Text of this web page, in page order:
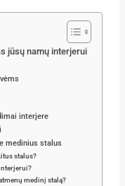
jūsų namų interjerui
interjere
medinius stalus
stalus?
medinį stalą?